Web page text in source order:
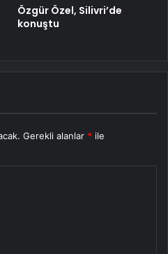
Özgür Özel, Silivri’de
konuştu
Gerekli alanlar * ile